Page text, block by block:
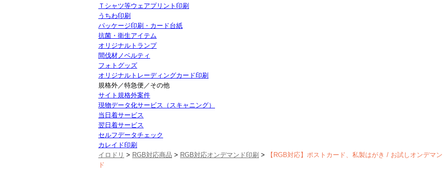
Ｔシャツ等ウェアプリント印刷
うちわ印刷
パッケージ印刷・カード台紙
抗菌・衛生アイテム
オリジナルトランプ
間伐材ノベルティ
フォトグッズ
オリジナルトレーディングカード印刷
規格外／特急便／その他
サイト規格外案件
現物データ化サービス（スキャニング）
当日着サービス
翌日着サービス
セルフデータチェック
カレイド印刷
イロドリ > RGB対応商品 > RGB対応オンデマンド印刷 >
【RGB対応】ポストカード、私製はがき / お試しオンデマン
ド